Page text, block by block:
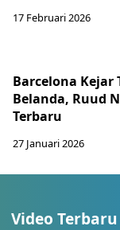
17 Februari 2026
Barcelona Kejar
Belanda, Ruud
Terbaru
27 Januari 2026
Video Terbaru